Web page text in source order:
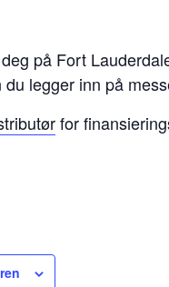
på Fort
legger inn på
for